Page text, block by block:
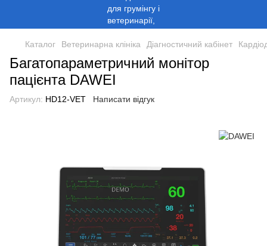
Каталог Ветеринарна клініка Діагностичний кабінет
Багатопараметричний монітор
пацієнта DAWEI
Артикул: HD12-VET Написати відгук